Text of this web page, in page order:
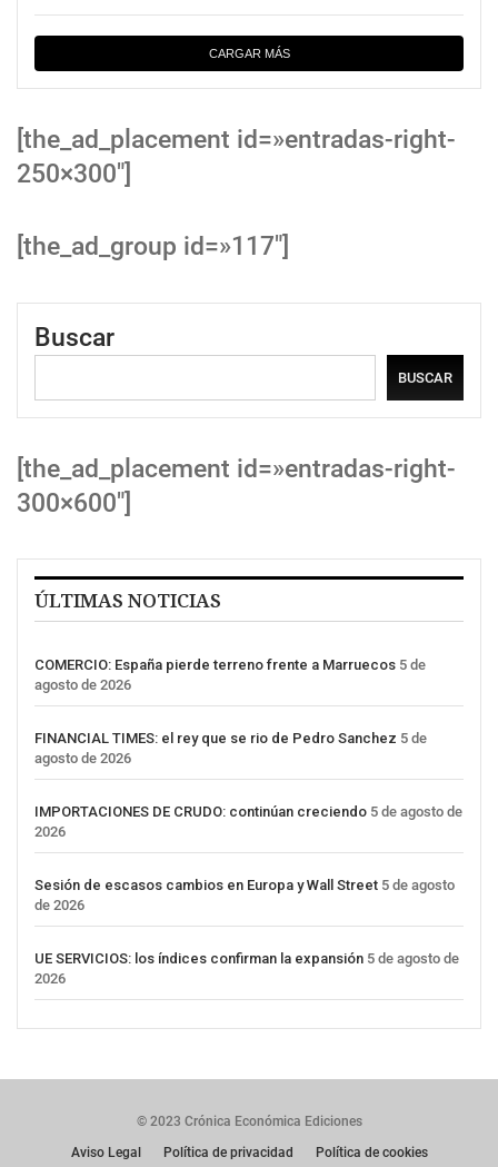
CARGAR MÁS
[the_ad_placement id=»entradas-right-
250×300″]
[the_ad_group id=»117″]
Buscar
BUSCAR
[the_ad_placement id=»entradas-right-
300×600″]
ÚLTIMAS NOTICIAS
COMERCIO: España pierde terreno frente a Marruecos 5 de
agosto de 2026
FINANCIAL TIMES: el rey que se rio de Pedro Sanchez 5 de
agosto de 2026
IMPORTACIONES DE CRUDO: continúan creciendo 5 de agosto de
2026
Sesión de escasos cambios en Europa y Wall Street 5 de agosto
de 2026
UE SERVICIOS: los índices confirman la expansión 5 de agosto de
2026
© 2023 Crónica Económica Ediciones
Aviso Legal
Política de privacidad Política de cookies